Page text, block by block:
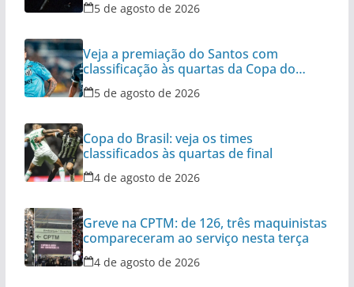
5 de agosto de 2026
Veja a premiação do Santos com
classificação às quartas da Copa do
Brasil
5 de agosto de 2026
Copa do Brasil: veja os times
classificados às quartas de final
4 de agosto de 2026
Greve na CPTM: de 126, três maquinistas
compareceram ao serviço nesta terça
4 de agosto de 2026